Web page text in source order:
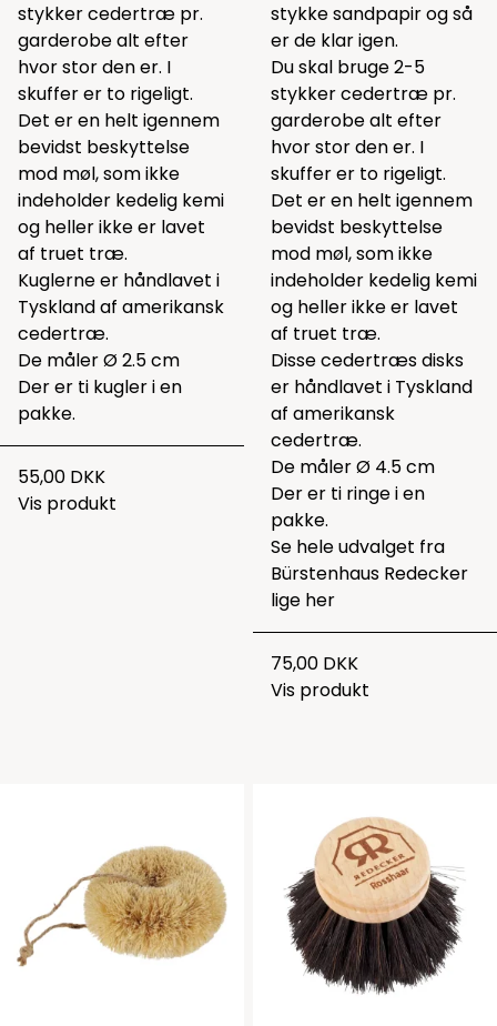
stykker cedertræ pr.
garderobe alt efter
hvor stor den er. I
skuffer er to rigeligt.
Det er en helt igennem
bevidst beskyttelse
mod møl, som ikke
indeholder kedelig kemi
og heller ikke er lavet
af truet træ.
Kuglerne er håndlavet i
Tyskland af amerikansk
cedertræ.
De måler Ø 2.5 cm
Der er ti kugler i en
pakke.
55,00 DKK
Vis produkt
stykke sandpapir og så
er de klar igen.
Du skal bruge 2-5
stykker cedertræ pr.
garderobe alt efter
hvor stor den er. I
skuffer er to rigeligt.
Det er en helt igennem
bevidst beskyttelse
mod møl, som ikke
indeholder kedelig kemi
og heller ikke er lavet
af truet træ.
Disse cedertræs disks
er håndlavet i Tyskland
af amerikansk
cedertræ.
De måler Ø 4.5 cm
Der er ti ringe i en
pakke.
Se hele udvalget fra
Bürstenhaus Redecker
lige her
75,00 DKK
Vis produkt